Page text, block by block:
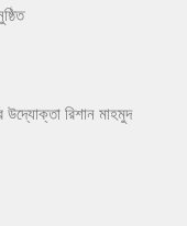
উদ্যোক্তা রিশান মাহমুদ